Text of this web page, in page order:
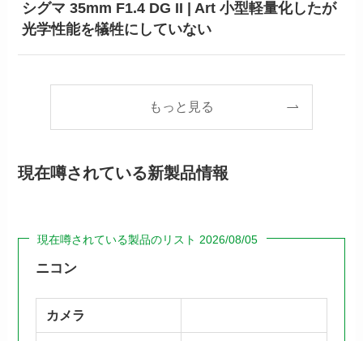
シグマ 35mm F1.4 DG II | Art 小型軽量化したが
光学性能を犠牲にしていない
もっと見る
現在噂されている新製品情報
現在噂されている製品のリスト 2026/08/05
ニコン
カメラ